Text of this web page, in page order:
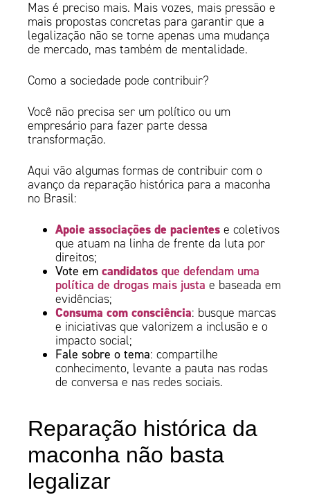
Mas é preciso mais. Mais vozes, mais pressão e
mais propostas concretas para garantir que a
legalização não se torne apenas uma mudança
de mercado, mas também de mentalidade.
Como a sociedade pode contribuir?
Você não precisa ser um político ou um
empresário para fazer parte dessa
transformação.
Aqui vão algumas formas de contribuir com o
avanço da reparação histórica para a maconha
no Brasil:
Apoie associações de pacientes e coletivos
que atuam na linha de frente da luta por
direitos;
Vote emcandidatos que defendam uma
política de drogas mais justa e baseada em
evidências;
Consuma com consciência: busque marcas
e iniciativas que valorizem a inclusão e o
impacto social;
Fale sobre o tema: compartilhe
conhecimento, levante a pauta nas rodas
de conversa e nas redes sociais.
Reparação histórica da
maconha não basta
legalizar